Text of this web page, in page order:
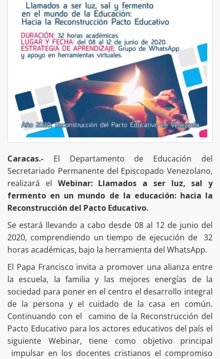
Caracas.- El Departamento de Educación del
Secretariado Permanente del Episcopado Venezolano,
realizará el Webinar: Llamados a ser luz, sal y
fermento en un mundo de la educación: hacia la
Reconstrucción del Pacto Educativo.
Se estará llevando a cabo desde 08 al 12 de junio del
2020, comprendiendo un tiempo de ejecución de 32
horas académicas, bajo la herramienta del WhatsApp.
El Papa Francisco invita a promover una alianza entre
la escuela, la familia y las mejores energías de la
sociedad para poner en el centro el desarrollo integral
de la persona y el cuidado de la casa en común.
Continuando con el camino de la Reconstrucción del
Pacto Educativo para los actores educativos del país el
siguiente Webinar, tiene como objetivo principal
impulsar en los docentes cristianos el compromiso